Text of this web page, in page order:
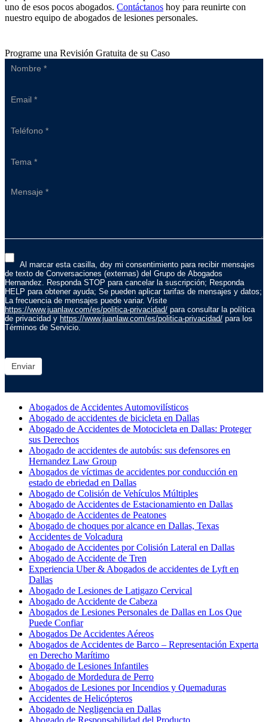
uno de esos pocos abogados. Contáctanos hoy para reunirte con
nuestro equipo de abogados de lesiones personales.
Programe una Revisión Gratuita de su Caso
Sidebar
Form
Al marcar esta casilla, doy mi consentimiento para recibir mensajes
de texto de Conversaciones (externas) del Grupo de Abogados
Hernandez. Responda STOP para cancelar la suscripción; Responda
HELP para obtener ayuda; Se pueden aplicar tarifas de mensajes y datos;
La frecuencia de mensajes puede variar. Visite
https://www.juanlaw.com/es/politica-privacidad/ para consultar la política
de privacidad y https://www.juanlaw.com/es/politica-privacidad/ para los
Términos de Servicio.
Enviar
Abogados de Accidentes Automovilísticos
Abogado de accidentes de bicicleta en Dallas
Abogado de Accidentes de Motocicleta en Dallas: Proteger
sus Derechos
Abogado de accidentes de autobús: sus defensores en
Hernandez Law Group
Abogados de víctimas de accidentes por conducción en
estado de ebriedad en Dallas
Abogado de Colisión de Vehículos Múltiples
Abogado de Accidentes de Estacionamiento en Dallas
Abogado de Accidentes de Peatones
Abogado de choques por alcance en Dallas, Texas
Accidentes de Volcadura
Abogado de Accidentes por Colisión Lateral en Dallas
Abogado de Accidente de Tren
Experiencia Uber & Abogados de accidentes de Lyft en
Dallas
Abogado de Lesiones de Latigazo Cervical
Abogado de Accidente de Cabeza
Abogados de Lesiones Personales de Dallas en Los Que
Puede Confiar
Abogados De Accidentes Aéreos
Abogados de Accidentes de Barco – Representación Experta
en Derecho Marítimo
Abogado de Lesiones Infantiles
Abogado de Mordedura de Perro
Abogados de Lesiones por Incendios y Quemaduras
Accidentes de Helicópteros
Abogado de Negligencia en Dallas
Abogado de Responsabilidad del Producto